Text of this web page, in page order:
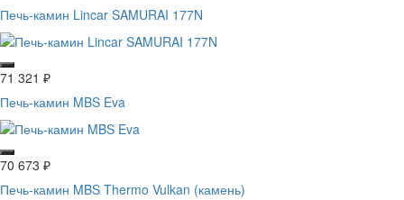
Печь-камин Lincar SAMURAI 177N
71 321 ₽
Печь-камин MBS Eva
70 673 ₽
Печь-камин MBS Thermo Vulkan (камень)